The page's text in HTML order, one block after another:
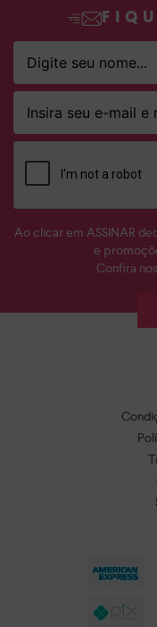
Ao clicar em ASSINAR
e
Confira